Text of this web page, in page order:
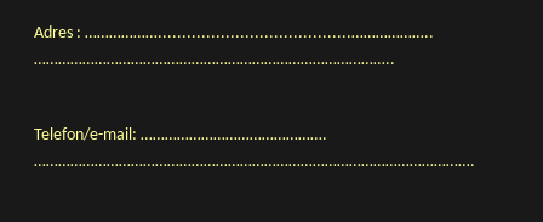
Adres : ………………........................................………………..
……………………………………………………………………………..
Telefon/e-mail: ……………………………………….
……………………………………………………………………………………………….